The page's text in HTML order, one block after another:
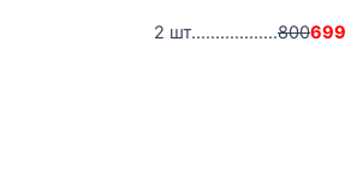
2 шт..................800699